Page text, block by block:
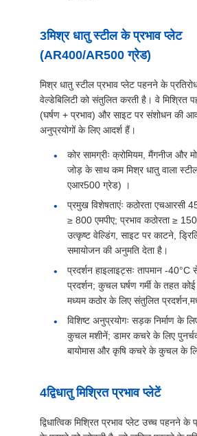
3मिश्र धातु स्टील के प्रभाव प्लेट
(AR400/AR500 ग्रेड)
मिश्र धातु स्टील प्रभाव प्लेट पहनने के
वेल्डेबिलिटी को संतुलित करती है। वे मिश्रित
(घर्षण + प्रभाव) और साइट पर संशोधन की
अनुप्रयोगों के लिए आदर्श हैं।
कोर सामग्रीः क्रोमियम, मैंगनीज और
जोड़ के साथ कम मिश्र धातु वाला
एआर500 ग्रेड) ।
प्रमुख विशेषताएंः कठोरता एचआरसी
≥ 800 एमपीए; प्रभाव कठोरता ≥
उत्कृष्ट वेल्डिंग, साइट पर काटने,
समायोजन की अनुमति देता है।
प्रदर्शन हाइलाइट्सः तापमान -
प्रदर्शन; कुचल घर्षण गर्मी के तहत कोई
मध्यम कठोर के लिए संतुलित
विशिष्ट अनुप्रयोगः सड़क निर्माण के
कुचल मशीनें; डामर कचरे के लिए
बायोमास और कृषि कचरे के कुचल के
4द्विधातु मिश्रित प्रभाव प्लेटें
द्विधात्विक मिश्रित प्रभाव प्लेट उच्च पहनने के